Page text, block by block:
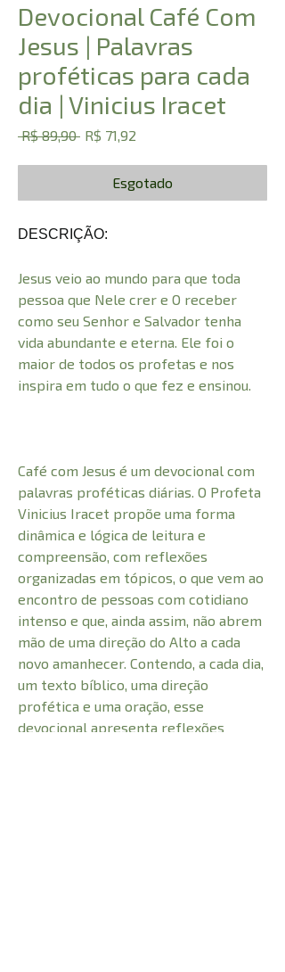
Devocional Café Com
Jesus | Palavras
proféticas para cada
dia | Vinicius Iracet
R$ 89,90 Preço
R$ 71,92
Esgotado
DESCRIÇÃO:
Jesus veio ao mundo para que toda
pessoa que Nele crer e O receber
como seu Senhor e Salvador tenha
vida abundante e eterna. Ele foi o
maior de todos os profetas e nos
inspira em tudo o que fez e ensinou.
Café com Jesus é um devocional com
palavras proféticas diárias. O Profeta
Vinicius Iracet propõe uma forma
dinâmica e lógica de leitura e
compreensão, com reflexões
organizadas em tópicos, o que vem ao
encontro de pessoas com cotidiano
intenso e que, ainda assim, não abrem
mão de uma direção do Alto a cada
novo amanhecer. Contendo, a cada dia,
um texto bíblico, uma direção
profética e uma oração, esse
devocional apresenta reflexões